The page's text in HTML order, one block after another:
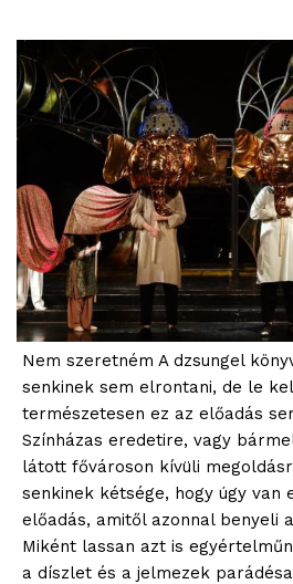
Nem szeretném A dzsungel
senkinek sem elrontani, de le
természetesen ez az előadás
Színházas eredetire, vagy
látott fővároson kívüli
senkinek kétsége, hogy úgy van
előadás, amitől azonnal benyeli
Miként lassan azt is
a díszlet és a jelmezek